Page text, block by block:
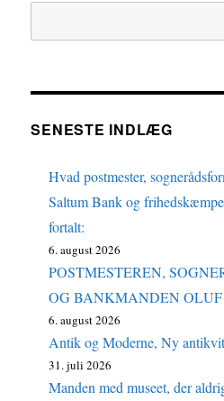
SENESTE INDLÆG
Hvad postmester,
Saltum Bank og
fortalt:
6. august 2026
POSTMESTEREN,
OG BANKMANDEN OLUF
6. august 2026
Antik og Moderne, Ny
31. juli 2026
Manden med museet, der